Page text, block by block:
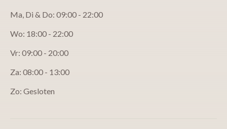
Ma, Di & Do: 09:00 - 22:00
Wo: 18:00 - 22:00
Vr: 09:00 - 20:00
Za: 08:00 - 13:00
Zo: Gesloten